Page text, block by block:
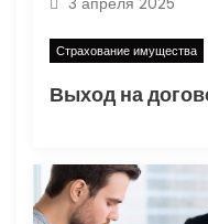
Страхование имущества